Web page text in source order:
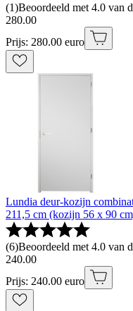
(1)Beoordeeld met 4.0 van
280.00
Prijs: 280.00 euro
Lundia deur-kozijn
211,5 cm (kozijn 56 x 90
(6)Beoordeeld met 4.0 van
240.00
Prijs: 240.00 euro